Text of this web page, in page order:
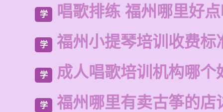
学 唱歌排练 福州哪里好
学 福州小提琴培训收费标
学 成人唱歌培训机构哪个
学 福州哪里有卖古筝的店